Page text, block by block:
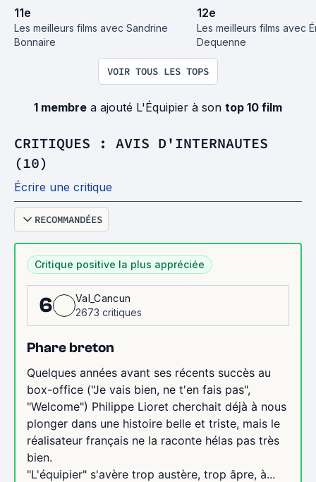
11e
Les meilleurs films avec Sandrine
Bonnaire
12e
Les meilleurs films avec
Dequenne
VOIR TOUS LES TOPS
1 membre a ajouté L'Équipier à son top 10 film
CRITIQUES : AVIS D'INTERNAUTES
(10)
Écrire une critique
RECOMMANDÉES
Critique positive la plus appréciée
6
Val_Cancun
2673 critiques
Phare breton
Quelques années avant ses récents succès au
box-office ("Je vais bien, ne t'en fais pas",
"Welcome") Philippe Lioret cherchait déjà à nous
plonger dans une histoire belle et triste, mais le
réalisateur français ne la raconte hélas pas très
bien.
"L'équipier" s'avère trop austère, trop âpre, à...